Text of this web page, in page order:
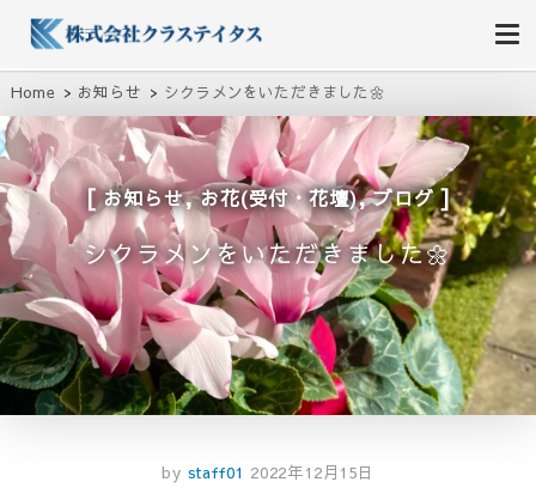
株式会社クラステイタス
地域のコミュニティーを大切にする企業
Home お知らせ シクラメンをいただきました🌼
お知らせ,お花(受付・花壇),ブログ
シクラメンをいただきました🌼
by staff01 2022年12月15日